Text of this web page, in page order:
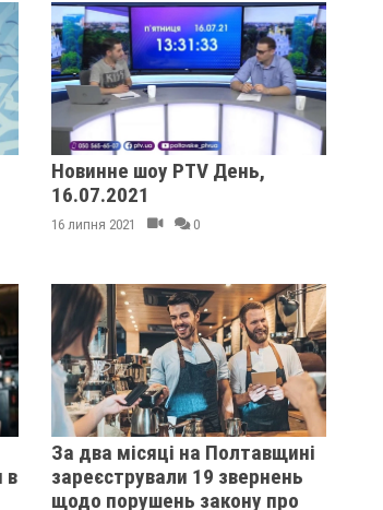
Новинне шоу PTV День,
16.07.2021
16 липня 2021 0
в
За два місяці на Полтавщині
зареєстрували 19 звернень
щодо порушень закону про